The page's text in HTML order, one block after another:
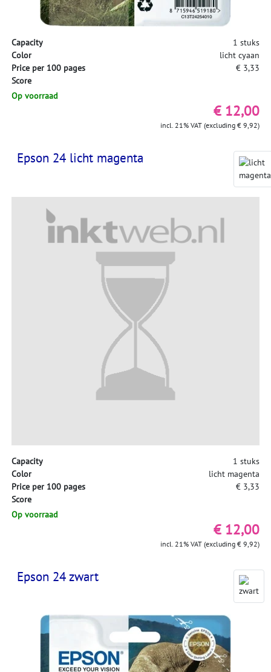
Capacity
1 stuks
Color
licht cyaan
Price per 100 pages
€ 3,33
Score
Op voorraad
€ 12,00
incl. 21% VAT (excluding € 9,92)
Epson 24 licht magenta
Capacity
1 stuks
Color
licht magenta
Price per 100 pages
€ 3,33
Score
Op voorraad
€ 12,00
incl. 21% VAT (excluding € 9,92)
Epson 24 zwart